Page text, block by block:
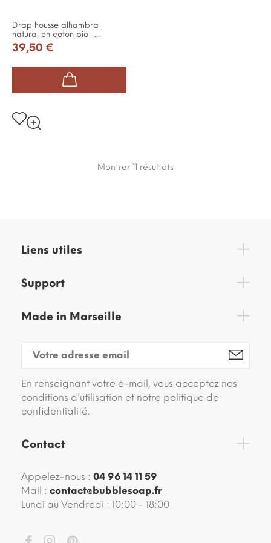
Drap housse alhambra
natural en coton bio -...
39,50 €
Montrer 11 résultats
Liens utiles
Support
Made in Marseille
En renseignant votre e-mail, vous acceptez nos
conditions d'utilisation et notre politique de
confidentialité.
Contact
Appelez-nous : 04 96 14 11 59
Mail : contact@bubblesoap.fr
Lundi au Vendredi : 10:00 - 18:00